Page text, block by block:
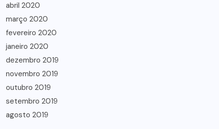
abril 2020
março 2020
fevereiro 2020
janeiro 2020
dezembro 2019
novembro 2019
outubro 2019
setembro 2019
agosto 2019